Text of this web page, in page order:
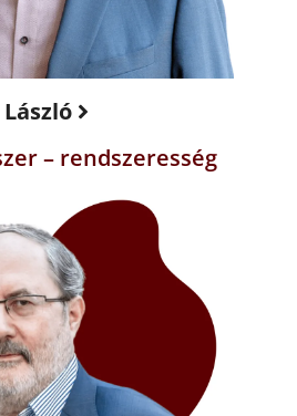
– rendszeresség